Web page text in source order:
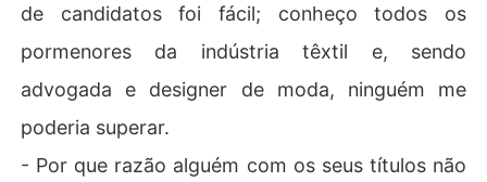
de candidatos foi fácil; conheço todos os
pormenores da indústria têxtil e, sendo
advogada e designer de moda, ninguém me
poderia superar.
- Por que razão alguém com os seus títulos não